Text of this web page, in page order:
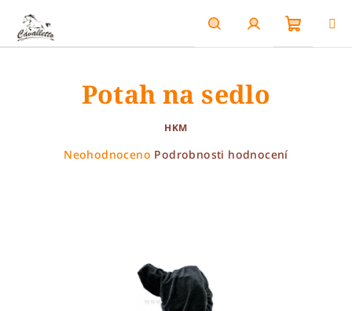
obsah
HledatPřihlášení
Potah na sedlo
HKM
Průměrné
Neohodnoceno Podrobnosti hodnocení